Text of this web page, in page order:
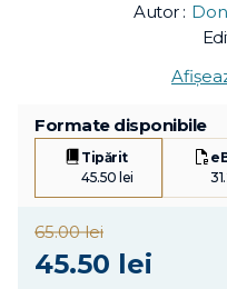
Autor :
Formate disponibile
Tipărit
45.50 lei
65.00 lei
45.50 lei